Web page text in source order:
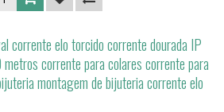
corrente elo torcido corrente dourada IP
corrente para colares corrente para
montagem de bijuteria corrente elo